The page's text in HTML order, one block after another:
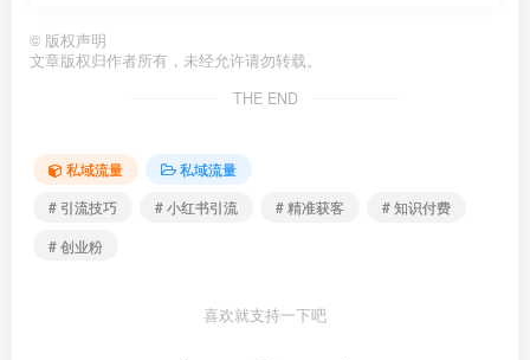
© 版权声明
文章版权归作者所有，未经允许请勿转载。
THE END
私域流量
私域流量
# 引流技巧
# 小红书引流 # 精准获客
# 知识付费
# 创业粉
喜欢就支持一下吧